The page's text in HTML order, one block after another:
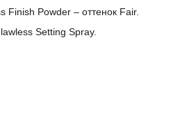
Finish Powder – оттенок Fair.
Setting Spray.